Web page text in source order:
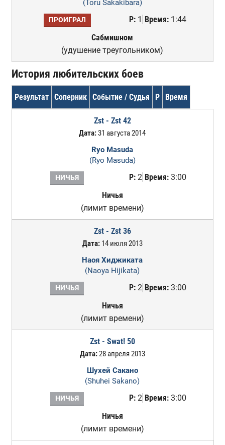
(Toru Sakakibara)
ПРОИГРАЛ Р:1 Время:1:44
Сабмишном
(удушение треугольником)
История любительских боев
Результат Соперник Событие / Судья Р Время
Zst - Zst 42
Дата:31 августа 2014
Ryo Masuda
(Ryo Masuda)
НИЧЬЯ Р:2 Время:3:00
Ничья
(лимит времени)
Zst - Zst 36
Дата:14 июля 2013
Наоя Хиджиката
(Naoya Hijikata)
НИЧЬЯ Р:2 Время:3:00
Ничья
(лимит времени)
Zst - Swat! 50
Дата:28 апреля 2013
Шухей Сакано
(Shuhei Sakano)
НИЧЬЯ Р:2 Время:3:00
Ничья
(лимит времени)